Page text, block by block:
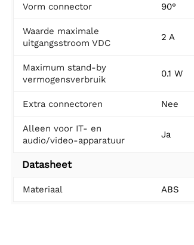
Vorm connector 90°
Waarde maximale
uitgangsstroom VDC
2 A
Maximum stand-by
vermogensverbruik
0.1 W
Extra connectoren Nee
Alleen voor IT- en
audio/video-apparatuur
Ja
Datasheet
Materiaal ABS